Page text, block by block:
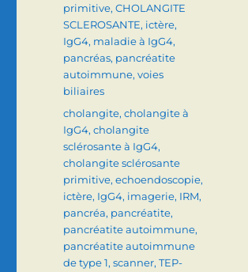
primitive,CHOLANGITE
SCLEROSANTE, ictère,
IgG4, maladie à IgG4,
pancréas, pancréatite
autoimmune,voies
biliaires
Étiquettes
cholangite,cholangite à
IgG4,cholangite
sclérosante à IgG4,
cholangite sclérosante
primitive,echoendoscopie,
ictère, IgG4, imagerie, IRM,
pancréa, pancréatite,
pancréatite autoimmune,
pancréatite autoimmune
de type 1,scanner,TEP-